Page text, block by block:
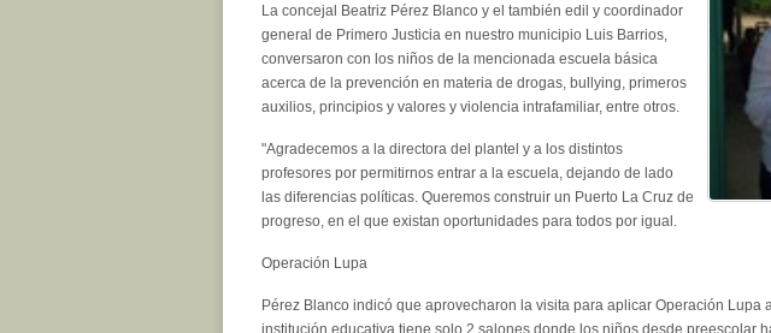
La concejal Beatriz Pérez Blanco y el también edil y coordinador
general de Primero Justicia en nuestro municipio Luis Barrios,
conversaron con los niños de la mencionada escuela básica
acerca de la prevención en materia de drogas, bullying, primeros
auxilios, principios y valores y violencia intrafamiliar, entre otros.
"Agradecemos a la directora del plantel y a los distintos
profesores por permitirnos entrar a la escuela, dejando de lado
las diferencias políticas. Queremos construir un Puerto La Cruz de
progreso, en el que existan oportunidades para todos por igual.
Operación Lupa
Pérez Blanco indicó que aprovecharon la visita para aplicar Operación Lupa
institución educativa tiene solo 2 salones donde los niños desde preescolar